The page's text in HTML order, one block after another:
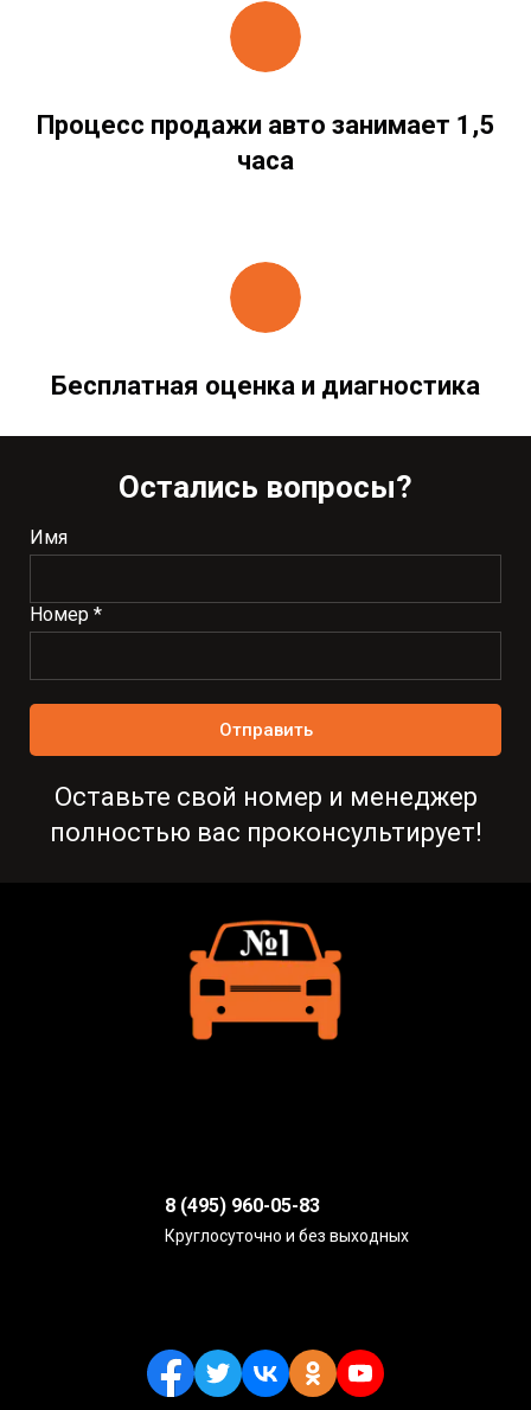
Процесс продажи авто занимает 1,5
часа
Бесплатная оценка и диагностика
Остались вопросы?
Имя
Номер *
Отправить
Оставьте свой номер и менеджер
полностью вас проконсультирует!
8 (495) 960-05-83
Круглосуточно и без выходных